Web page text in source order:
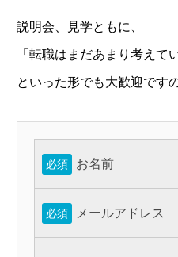
説明会、見学ともに、
「転職はまだあまり考えて
といった形でも大歓迎です
必須 お名前
必須 メールアドレス